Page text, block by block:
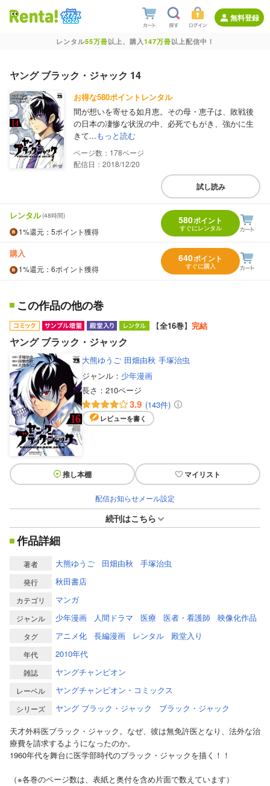
無料登録
レンタル55万冊以上、購入147万冊以上配信中！
ヤング ブラック・ジャック 14
お得な580ポイントレンタル
間が想いを寄せる如月恵。その母・恵子は、敗戦後
の日本の凄惨な状況の中、必死でもがき、強かに生
きて...もっと読む
178
配信日：2018/12/20
試し読み
レンタル(48時間)
1%還元 ：5ポイント獲得
580ポイント
すぐにレンタル
購入
1%還元 ：6ポイント獲得
640ポイント
すぐに購入
この作品の他の巻
【全16巻】 完結
ヤング ブラック・ジャック
大熊ゆうご 田畑由秋 手塚治虫
ジャンル： 少年漫画
長さ： 210ページ
3.9 (143件)
レビューを書く
推し本棚 マイリスト
配信お知らせメール設定
続刊はこちら
作品詳細
著者 大熊ゆうご 田畑由秋 手塚治虫
発行 秋田書店
カテゴリ マンガ
ジャンル 少年漫画 人間ドラマ 医療 医者・看護師 映像化作品
タグ アニメ化 長編漫画 レンタル 殿堂入り
年代 2010年代
雑誌 ヤングチャンピオン
レーベル ヤングチャンピオン・コミックス
シリーズ ヤング ブラック・ジャック
ブラック・ジャック
天才外科医ブラック・ジャック。なぜ、彼は無免許医となり、法外な治
療費を請求するようになったのか。
1960年代を舞台に医学部時代のブラック・ジャックを描く！！
（※各巻のページ数は、表紙と奥付を含め片面で数えています）